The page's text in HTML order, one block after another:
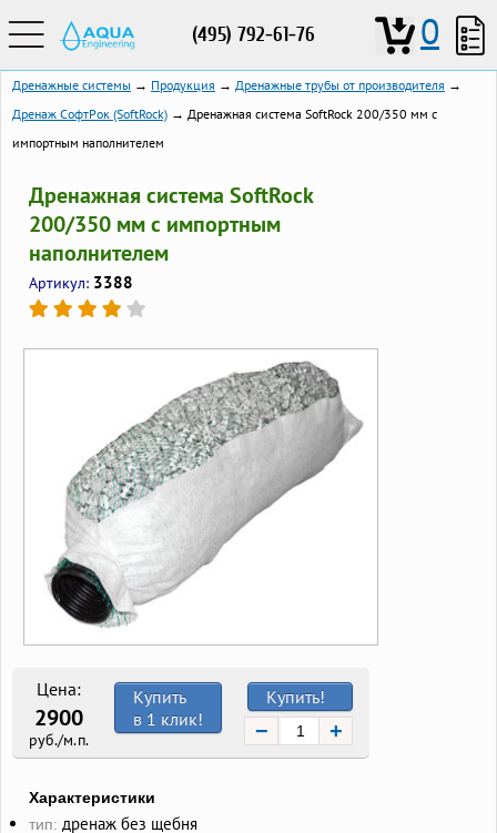
(495) 792-61-76 0
Дренажные системы → Продукция → Дренажные трубы от производителя →
Дренаж СофтРок (SoftRock) → Дренажная система SoftRock 200/350 мм c
импортным наполнителем
Дренажная система SoftRock
200/350 мм c импортным
наполнителем
Артикул: 3388
Цена:
2900
руб./м.п.
Купить!
− +
Купить
в 1 клик!
Характеристики
тип: дренаж без щебня